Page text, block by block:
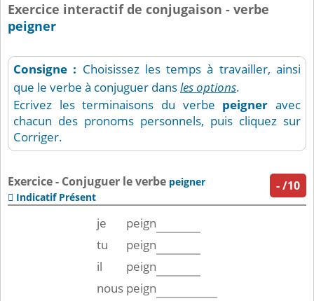
Exercice interactif de conjugaison - verbe
peigner
Consigne : Choisissez les temps à travailler, ainsi
que le verbe à conjuguer dansles options.
Ecrivez les terminaisons du verbe peigner avec
chacun des pronoms personnels, puis cliquez sur
Corriger.
-/10
Exercice - Conjuguer le verbe peigner
 Indicatif Présent
je
peign
tu
peign
il
peign
nous peign